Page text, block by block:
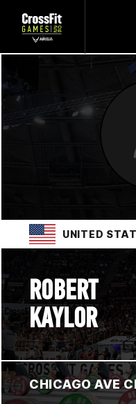
UNITED
ROBERT
KAYLOR
CHICAGO AVE